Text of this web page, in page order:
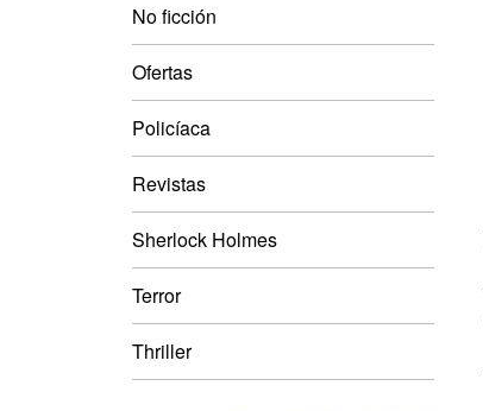
No ficción
Ofertas
Policíaca
Revistas
Sherlock Holmes
Terror
Thriller